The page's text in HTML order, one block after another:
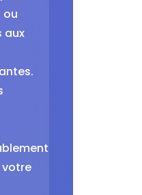
ou
aux